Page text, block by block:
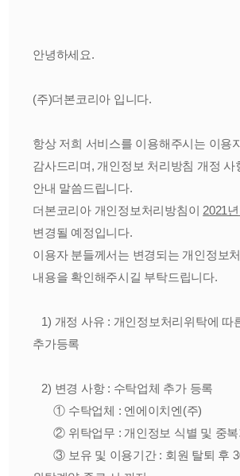
안녕하세요.
(주)더본코리아 입니다.
항상 저희 서비스를 이용해주시는 이용
감사드리며, 개인정보 처리방침 개정 사
안내 말씀드립니다.
더본코리아 개인정보처리방침이 2021
변경될 예정입니다.
이용자 분들께서는 변경되는 개인정보
내용을 확인해주시길 부탁드립니다.
1) 개정 사유 : 개인정보처리위탁에 따
추가등록
2) 변경 사항 : 수탁업체 추가 등록
① 수탁업체 : 엔에이치엔(주)
② 위탁업무 : 개인정보 식별 및 중복
③ 보유 및 이용기간 : 회원 탈퇴 후